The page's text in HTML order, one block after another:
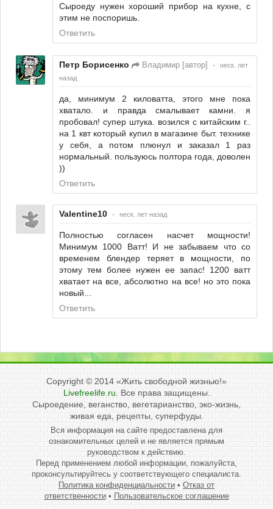
Сыроеду нужен хороший прибор на кухне, с
этим не поспоришь.
Ответить
Петр Борисенко Владимир [автор] •
неск. лет
назад
да, минимум 2 киловатта, этого мне пока
хватало. и правда смалывает камни. я
пробовал! супер штука. возился с китайским г..
на 1 квт который купил в магазине быт. технике
у себя, а потом плюнул и заказал 1 раз
нормальный. пользуюсь полтора года, доволен
))
Ответить
Valentine10 • неск. лет назад
Полностью согласен насчет мощности!
Минимум 1000 Ватт! И не забываем что со
временем блендер теряет в мощности, по
этому тем более нужен ее запас! 1200 ватт
хватает на все, абсолютно на все! но это пока
новый...
Ответить
Copyright © 2014 «Жить свободной жизнью!»
Livefreelife.ru . Все права защищены.
Сыроедение, веганство, вегетарианство, эко-жизнь,
живая еда, рецепты, суперфуды.
Вся информация на сайте предоставлена для
ознакомительных целей и не является прямым
руководством к действию.
Перед применением любой информации, пожалуйста,
проконсультируйтесь у соответствующего специалиста.
Политика конфиденциальности • Отказ от
ответственности• Пользовательское соглашение